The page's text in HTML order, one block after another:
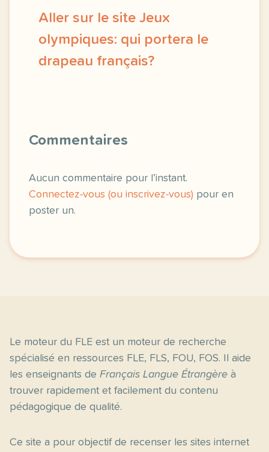
Aller sur le site Jeux
olympiques: qui portera le
drapeau français?
Commentaires
Aucun commentaire pour l’instant.
Connectez-vous (ou inscrivez-vous) pour en
poster un.
Le moteur du FLE est un moteur de recherche
spécialisé en ressources FLE, FLS, FOU, FOS. Il aide
les enseignants de Français Langue Étrangère à
trouver rapidement et facilement du contenu
pédagogique de qualité.
Ce site a pour objectif de recenser les sites internet